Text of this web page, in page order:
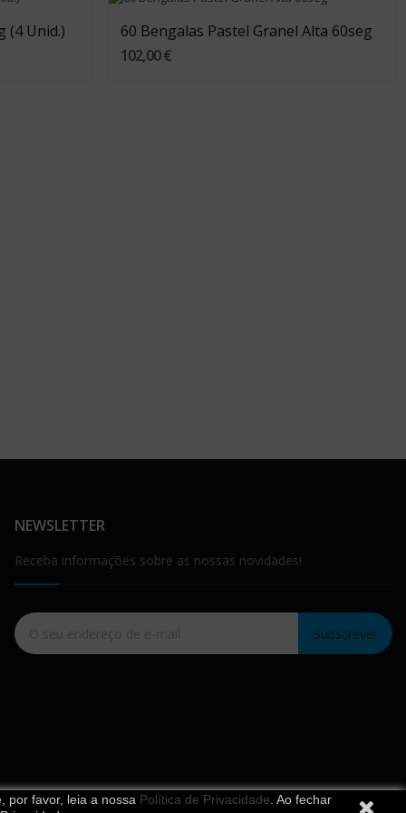
por favor, leia a nossa Política de Privacidade . Ao fechar
(4 Unid.)
60 Bengalas Pastel Granel Alta 60seg
102,00 €
NEWSLETTER
Receba informações sobre as nossas novidades!
Subscrever